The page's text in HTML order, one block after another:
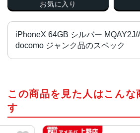
お気に入り
iPhoneX 64GB シルバー MQAY2J/
docomo ジャンク品のスペック
Apple A11 Bionic
スペースグレイ、シ
この商品を見た人はこんな
す